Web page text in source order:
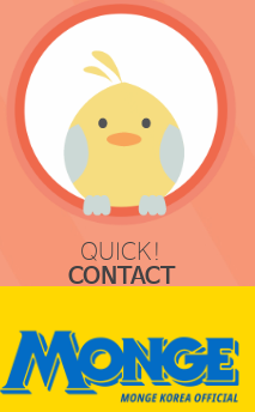
QUICK!
CONTACT